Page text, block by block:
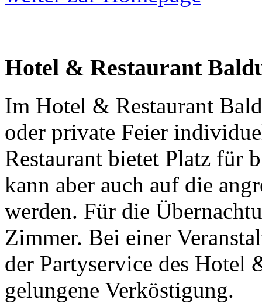
Hotel & Restaurant
Im Hotel & Restaurant
oder private Feier
Restaurant bietet Platz für
kann aber auch auf die
werden. Für die
Zimmer. Bei einer
der Partyservice des Hotel
gelungene Verköstigung.